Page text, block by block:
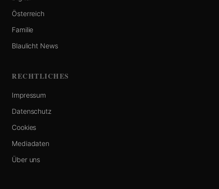
Österreich
Familie
Blaulicht News
RECHTLICHES
Impressum
Datenschutz
Cookies
Mediadaten
Über uns